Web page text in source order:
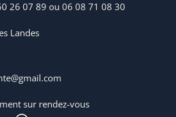
26 07 89 ou 06 08 71 08 30
Landes
sur rendez-vous